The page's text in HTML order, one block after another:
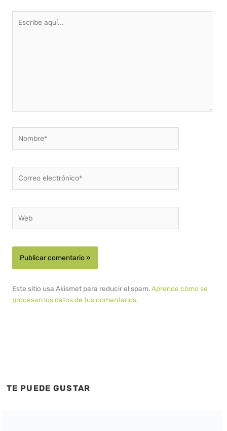
aquí...
electrónico*
Este sitio usa Akismet para reducir el spam.Aprende cómo se
procesan los datos de tus comentarios.
TE PUEDE GUSTAR